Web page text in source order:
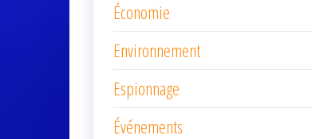
Économie
Environnement
Espionnage
Événements